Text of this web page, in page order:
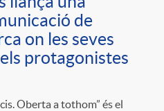
de
on les seves
protagonistes
Oberta a tothom” és el